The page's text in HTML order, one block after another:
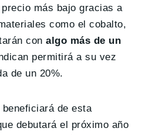
más bajo gracias a
como el cobalto,
conalgo más de un
permitirá a su vez
de un 20%.
de esta
debutará el próximo año